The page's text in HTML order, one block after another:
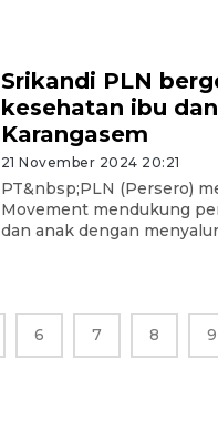
Srikandi PLN
kesehatan ibu
Karangasem
21 November 2024 20:21
PT&nbsp;PLN (Persero)
Movement mendukung
dan anak dengan
6 7 8 9